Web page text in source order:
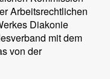
Arbeitsrechtlichen
Diakonie
mit dem
von der